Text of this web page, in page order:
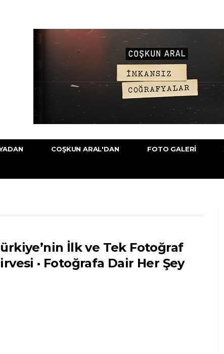
COŞKUN ARAL'DAN FOTO GALERI
İlk ve Tek Fotoğraf
· Fotoğrafa Dair Her Şey